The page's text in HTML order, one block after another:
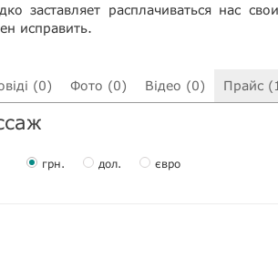
заставляет расплачиваться нас
исправить.
(0) Фото (0) Відео (0) Прайс
грн. дол. євро